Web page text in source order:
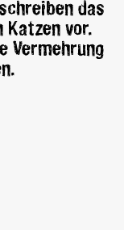
das
Katzen vor.
Vermehrung